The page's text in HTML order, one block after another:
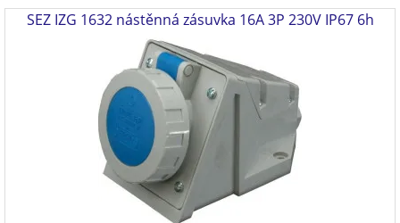
SEZ IZG 1632 nástěnná zásuvka 16A 3P 230V IP67 6h